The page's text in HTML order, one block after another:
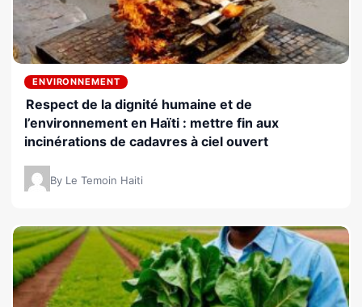
ENVIRONNEMENT
Respect de la dignité humaine et de
l’environnement en Haïti : mettre fin aux
incinérations de cadavres à ciel ouvert
By Le Temoin Haiti